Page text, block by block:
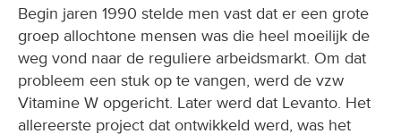
Begin jaren 1990 stelde men vast dat er een grote
groep allochtone mensen was die heel moeilijk de
weg vond naar de reguliere arbeidsmarkt. Om dat
probleem een stuk op te vangen, werd de vzw
Vitamine W opgericht. Later werd dat Levanto. Het
allereerste project dat ontwikkeld werd, was het